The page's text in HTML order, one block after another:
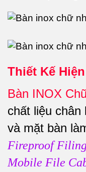
Thiết Kế
Bàn INOX
chất liệu chân
và mặt bàn
Fireproof
Mobile File